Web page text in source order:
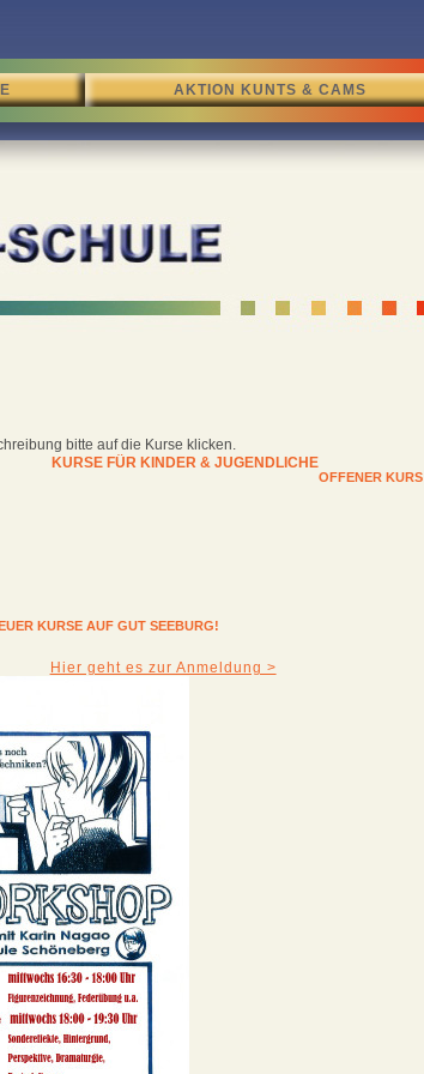
AKTION KUNTS & CAMS
bitte auf die Kurse klicken.
KURSE FÜR KINDER & JUGENDLICHE
OFFENER KURS
KURSE AUF GUT SEEBURG!
Hier geht es zur Anmeldung >